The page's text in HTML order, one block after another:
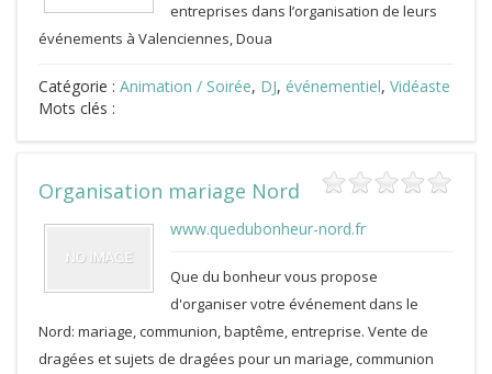
entreprises dans l’organisation de leurs
événements à Valenciennes, Doua
Catégorie : Animation / Soirée, DJ, événementiel, Vidéaste
Mots clés :
Organisation mariage Nord
www.quedubonheur-nord.fr
Que du bonheur vous propose
d'organiser votre événement dans le
Nord: mariage, communion, baptême, entreprise. Vente de
dragées et sujets de dragées pour un mariage, communion